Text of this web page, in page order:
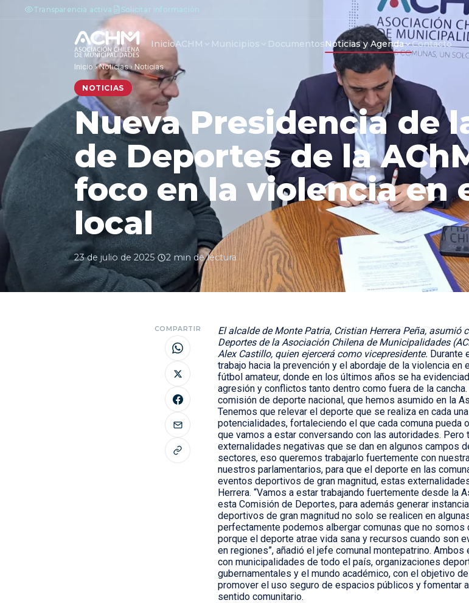
Transparencia activa Solicitar información
InicioACHM Municipios DocumentosNoticias y Agenda Contacto
Inicio ›Noticias› Noticias
NOTICIAS
Nueva Presidencia de
de Deportes de la
foco en la violencia en
local
23 de julio de 2025· 2 min de lectura
COMPARTIR
El alcalde de Monte Patria, Cristian Herrera Peña, asumió
Deportes de la Asociación Chilena de Municipalidades
Alex Castillo, quien ejercerá como vicepresidente. Durante
trabajo hacia la prevención y el abordaje de la violencia
fútbol amateur, donde en los últimos años se ha
agresión y conflictos tanto dentro como fuera de la
comisión de deporte nacional, que hemos asumido en la
Tenemos que relevar el deporte que se realiza en cada
potencialidades, fortaleciendo el que cada comuna pueda
que vamos a estar conversando con las autoridades.
externalidades negativas que se dan en algunos campos
sectores, eso queremos trabajarlo fuertemente con
nuestros parlamentarios, para que el deporte en las
eventos deportivos de gran magnitud, estas
Herrera. “Vamos a estar trabajando fuertemente desde la
esta Comisión de Deportes, para además generar
deportivos de gran magnitud no solo se realicen en
perfectamente podemos albergar comunas que no somos
porque el deporte atrae vida sana y recursos cuando son
en regiones”, añadió el jefe comunal montepatrino.
con municipalidades de todo el país, organizaciones
gubernamentales y el mundo académico, con el objetivo
promover el uso seguro de espacios públicos y fomentar
sentido comunitario.